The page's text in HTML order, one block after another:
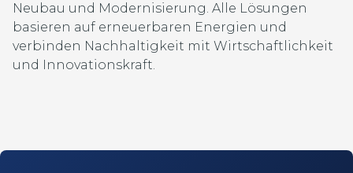
Neubau und Modernisierung. Alle Lösungen
basieren auf erneuerbaren Energien und
verbinden Nachhaltigkeit mit Wirtschaftlichkeit
und Innovationskraft.